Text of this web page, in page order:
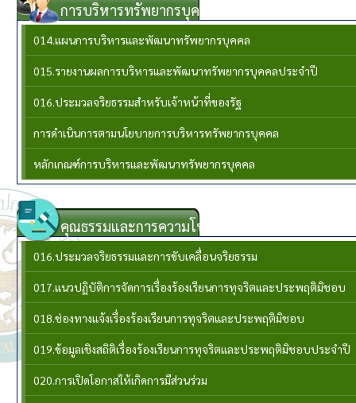
การบริหารทรัพยากรบุคล
014.แผนการบริหารและพัฒนาทรัพยากรบุคคล
015.รายงานผลการบริหารและพัฒนาทรัพยากรบุคคลประจําปี
016.ประมวลจริยธรรมสำหรับเจ้าหน้าที่ของรัฐ
การดำเนินการตามนโยบายการบริหารทรัพยากรบุคคล
หลักเกณฑ์การบริหารและพัฒนาทรัพยากรบุคคล
คุณธรรมและการความโปร่งใส
016.ประมวลจริยธรรมและการขับเคลื่อนจริยธรรม
017.แนวปฏิบัติการจัดการเรื่องร้องเรียนการทุจริตและประพฤติมิชอบ
018.ช่องทางแจ้งเรื่องร้องเรียนการทุจริตและประพฤติมิชอบ
019.ข้อมูลเชิงสถิติเรื่องร้องเรียนการทุจริตและประพฤติมิชอบประจำปี
020.การเปิดโอกาสให้เกิดการมีส่วนร่วม